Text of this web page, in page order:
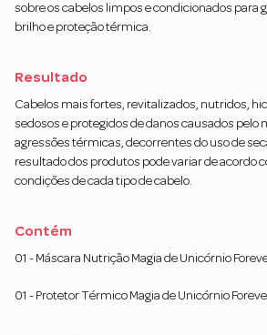
sobre os cabelos limpos e condicionados para
brilho e proteção térmica.
Resultado
Cabelos mais fortes, revitalizados, nutridos,
sedosos e protegidos de danos causados pelo
agressões térmicas, decorrentes do uso de
resultado dos produtos pode variar de acordo
condições de cada tipo de cabelo.
Contém
01 - Máscara Nutrição Magia de Unicórnio
01 - Protetor Térmico Magia de Unicórnio